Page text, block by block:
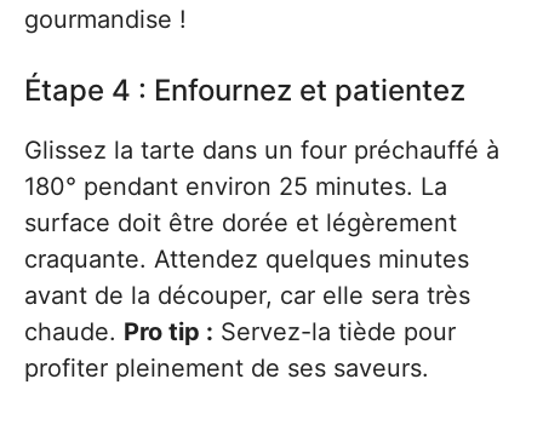
gourmandise !
Étape 4 : Enfournez et patientez
Glissez la tarte dans un four préchauffé à
180° pendant environ 25 minutes. La
surface doit être dorée et légèrement
craquante. Attendez quelques minutes
avant de la découper, car elle sera très
chaude. Pro tip : Servez-la tiède pour
profiter pleinement de ses saveurs.